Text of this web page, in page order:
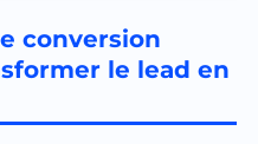
conversion
le lead en